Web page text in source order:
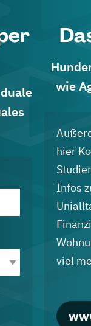
wie
hier
Infos
viel